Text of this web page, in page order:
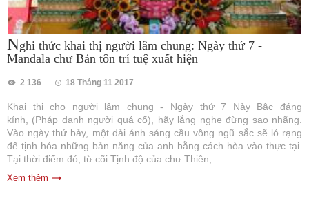
Nghi thức khai thị người lâm chung: Ngày thứ 7 -
Mandala chư Bản tôn trí tuệ xuất hiện
2 136 18 Tháng 11 2017
Khai thị cho người lâm chung - Ngày thứ 7 Này Bậc đáng
kính, (Pháp danh người quá cố), hãy lắng nghe đừng sao nhãng.
Vào ngày thứ bảy, một dải ánh sáng cầu vồng ngũ sắc sẽ ló rạng
để tịnh hóa những bản năng của anh bằng cách hòa vào thực tại.
Tại thời điểm đó, từ cõi Tịnh độ của chư Thiên,...
Xem thêm